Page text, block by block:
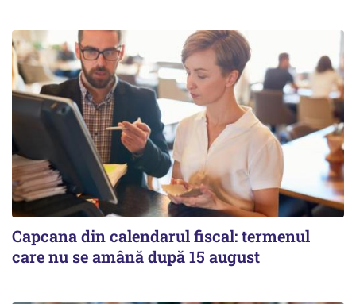
Capcana din calendarul fiscal: termenul
care nu se amână după 15 august